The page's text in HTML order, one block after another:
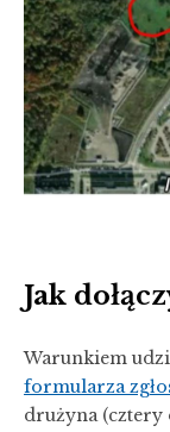
Jak
Warunkiem
formularza
drużyna (cztery